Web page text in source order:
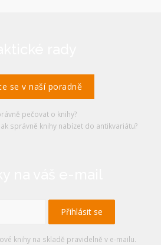
se v naší poradně
pečovat o knihy?
správně knihy nabízet do antikvariátu?
knihy na skladě pravidelně v e-mailu.